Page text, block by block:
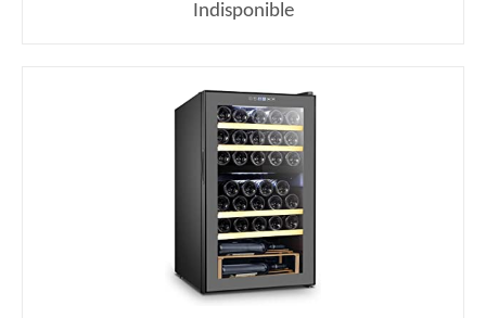
Indisponible